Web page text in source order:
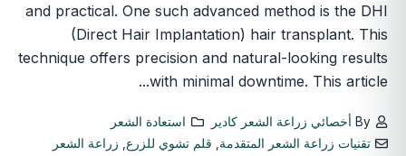
and practical. One such advanced method is the DHI
(Direct Hair Implantation) hair transplant. This
technique offers precision and natural-looking results
with minimal downtime. This article...
By أخصائي زراعة الشعر كادير
استعادة الشعر
تقنيات زراعة الشعر المتقدمة
قلم تشوي للزرع
زراعة الشعر